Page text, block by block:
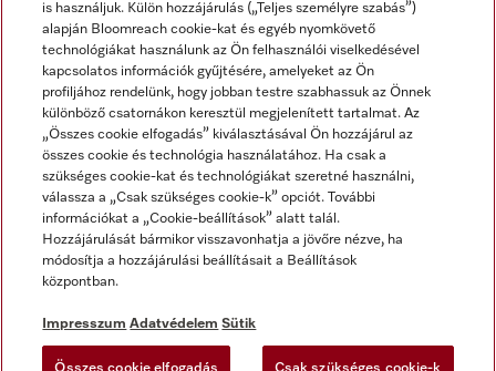
Impresszum
ÁSZF
Adatvédelem
Felhasználási feltételek
Akadálymentességi Nyilatkozat
Digitális Szolgáltatásokról szóló törvény
Miele a YouTube-on
Miele a Facebookon
Miele az Instagramon
is használjuk. Külön hozzájárulás („Teljes személyre szabás”)
alapján Bloomreach cookie-kat és egyéb nyomkövető
technológiákat használunk az Ön felhasználói viselkedésével
kapcsolatos információk gyűjtésére, amelyeket az Ön
profiljához rendelünk, hogy jobban testre szabhassuk az Önnek
különböző csatornákon keresztül megjelenített tartalmat. Az
„Összes cookie elfogadás” kiválasztásával Ön hozzájárul az
összes cookie és technológia használatához. Ha csak a
szükséges cookie-kat és technológiákat szeretné használni,
válassza a „Csak szükséges cookie-k” opciót. További
információkat a „Cookie-beállítások” alatt talál.
Hozzájárulását bármikor visszavonhatja a jövőre nézve, ha
módosítja a hozzájárulási beállításait a Beállítások
központban.
Impresszum Adatvédelem Sütik